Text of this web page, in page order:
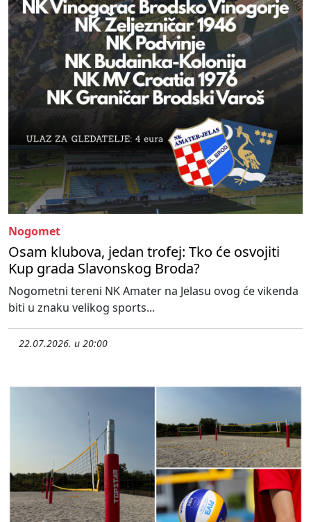
Nogomet
Osam klubova, jedan trofej: Tko će osvojiti
Kup grada Slavonskog Broda?
Nogometni tereni NK Amater na Jelasu ovog će vikenda
biti u znaku velikog sports...
22.07.2026. u 20:00